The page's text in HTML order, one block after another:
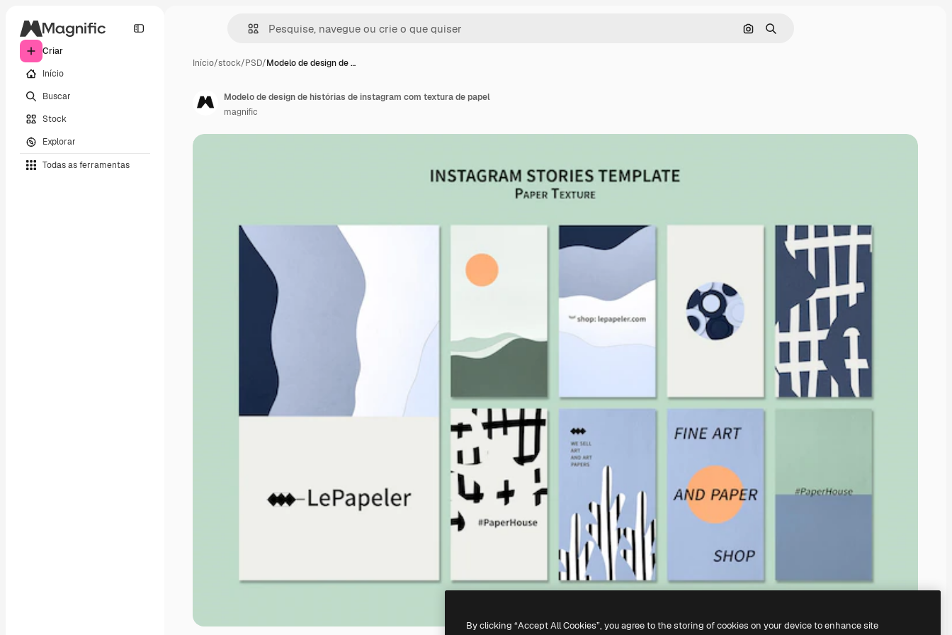
Criar
Início
Buscar
Stock
Explorar
Todas as ferramentas
Pesquisar por imagem
Buscar
Início/stock/PSD/Modelo de design de …
Modelo de design de histórias de instagram com textura de papel
magnific
By clicking “Accept All Cookies”, you agree to the storing of cookies on your device to enhance site